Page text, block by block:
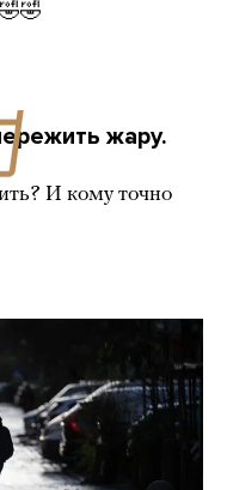
жару.
И кому точно